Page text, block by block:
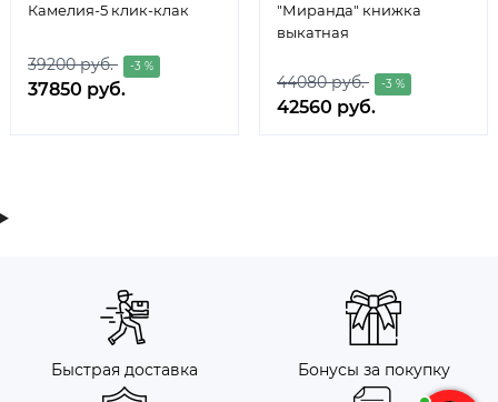
Камелия-5 клик-клак
39200 руб. -3 %
37850 руб.
"Миранда" книжка
выкатная
44080 руб. -3 %
42560 руб.
Быстрая доставка Бонусы за покупку